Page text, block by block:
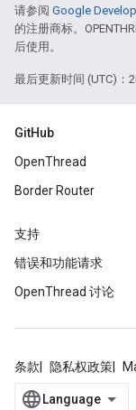
请参阅 Google
的注册商标。
后使用。
最后更新时间 (UTC)：
GitHub
OpenThread
Border Router
支持
错误和功能请求
OpenThread 讨论
条款 隐私权政策